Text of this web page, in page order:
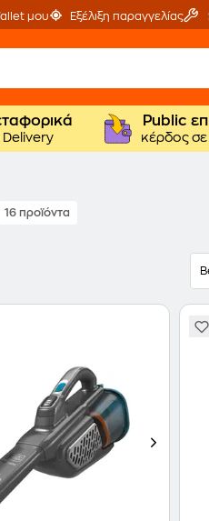
μου Εξέλιξη παραγγελίας
Delivery
Public
κέρδος
16 προϊόντα